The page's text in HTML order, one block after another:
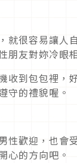
就很容易讓人
朋友對妳冷眼
收到包包裡，
守的禮貌喔。
性歡迎，也會
心的方向吧。